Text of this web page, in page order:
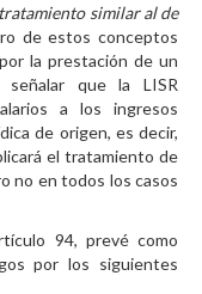
similar al de
de estos conceptos
la prestación de un
señalar que la LISR
a los ingresos
de origen, es decir,
el tratamiento de
no en todos los casos
94, prevé como
por los siguientes